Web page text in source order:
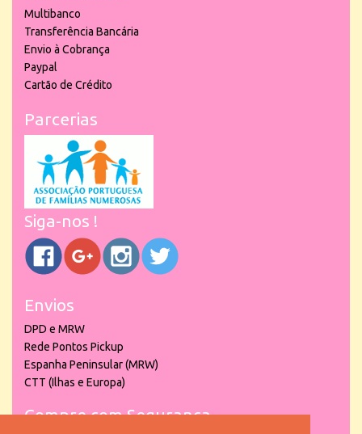
Multibanco
Transferência Bancária
Envio à Cobrança
Paypal
Cartão de Crédito
Parcerias
Siga-nos !
Envios
DPD e MRW
Rede Pontos Pickup
Espanha Peninsular (MRW)
CTT (Ilhas e Europa)
Compre com Segurança